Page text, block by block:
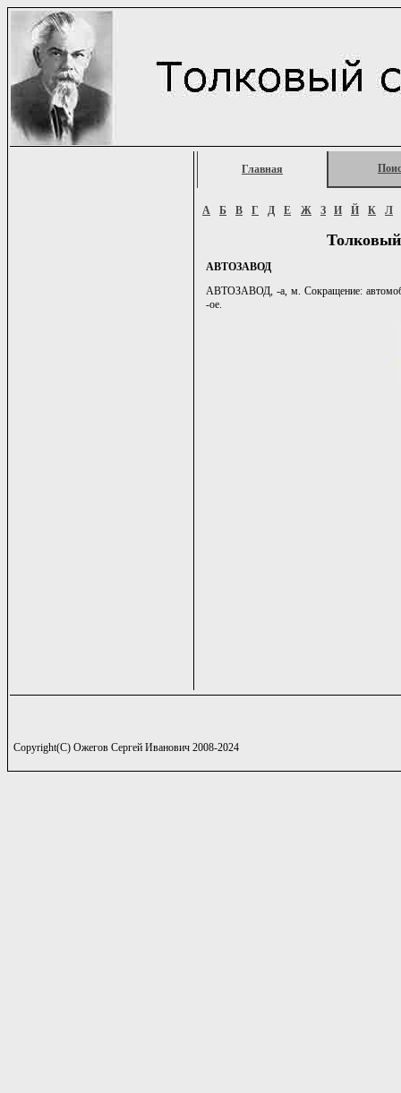
Главная
А Б В Г Д Е Ж З И Й К Л
АВТОЗАВОД
АВТОЗАВОД, -а, м. Сокращение:
-ое.
Copyright(C) Ожегов Сергей Иванович 2008-2024